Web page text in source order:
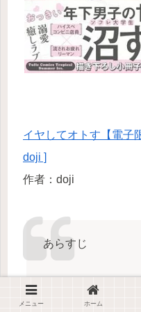
イヤしてオトす【電子
doji ]
作者：doji
あらすじ
おっきい年下男子
メニュー ホーム